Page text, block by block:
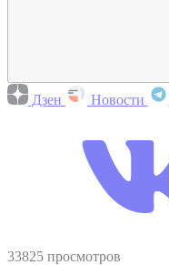
Дзен Новости
33825 просмотров